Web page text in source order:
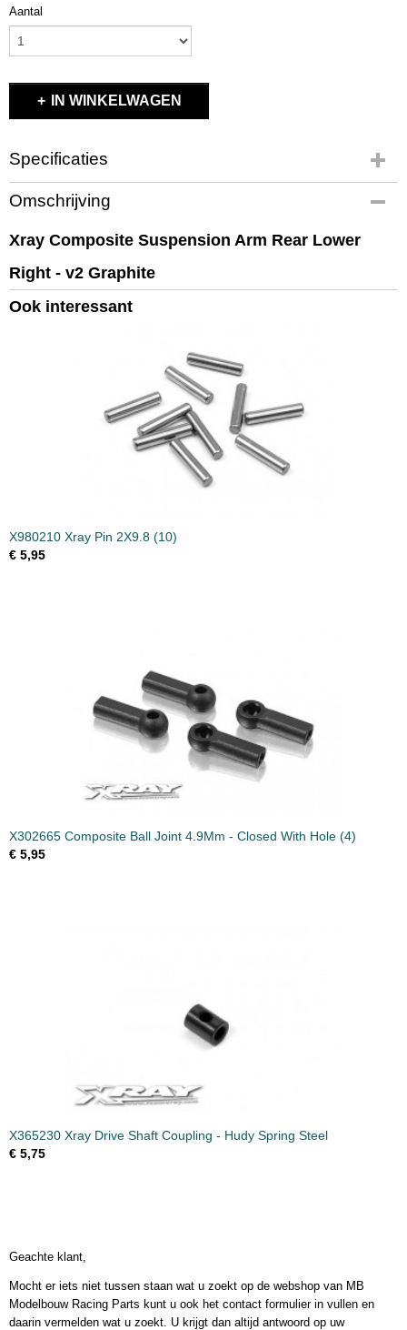
Aantal
IN WINKELWAGEN
Specificaties
Productcode
363111-G
EAN code
8581703631118
Productcode leverancier
363111-G
Bruto gewicht
Omschrijving
Xray Composite Suspension Arm Rear Lower
Right - v2 Graphite
Ook interessant
X980210 Xray Pin 2X9.8 (10)
€ 5,95
X302665 Composite Ball Joint 4.9Mm - Closed With Hole (4)
€ 5,95
X365230 Xray Drive Shaft Coupling - Hudy Spring Steel
€ 5,75
Geachte klant,
Mocht er iets niet tussen staan wat u zoekt op de webshop van MB
Modelbouw Racing Parts kunt u ook het contact formulier in vullen en
daarin vermelden wat u zoekt. U krijgt dan altijd antwoord op uw